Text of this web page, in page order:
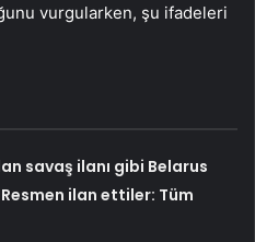
vurgularken, şu ifadeleri
savaş ilanı gibi Belarus
ilan ettiler: Tüm